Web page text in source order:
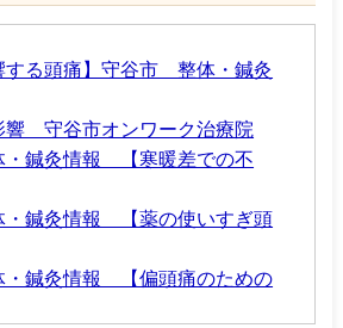
する頭痛】守谷市 整体・鍼灸
響 守谷市オンワーク治療院
鍼灸情報 【寒暖差での不
鍼灸情報 【薬の使いすぎ頭
鍼灸情報 【偏頭痛のための